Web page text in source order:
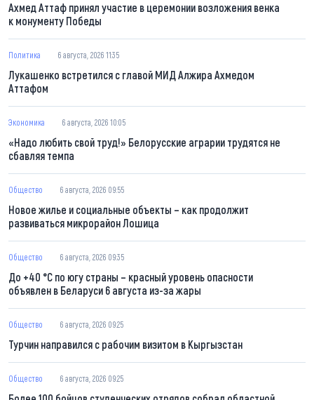
Ахмед Аттаф принял участие в церемонии возложения венка
к монументу Победы
Политика 6 августа, 2026 11:35
Лукашенко встретился с главой МИД Алжира Ахмедом
Аттафом
Экономика 6 августа, 2026 10:05
«Надо любить свой труд!» Белорусские аграрии трудятся не
сбавляя темпа
Общество 6 августа, 2026 09:55
Новое жилье и социальные объекты – как продолжит
развиваться микрорайон Лошица
Общество 6 августа, 2026 09:35
До +40 °С по югу страны – красный уровень опасности
объявлен в Беларуси 6 августа из-за жары
Общество 6 августа, 2026 09:25
Турчин направился с рабочим визитом в Кыргызстан
Общество 6 августа, 2026 09:25